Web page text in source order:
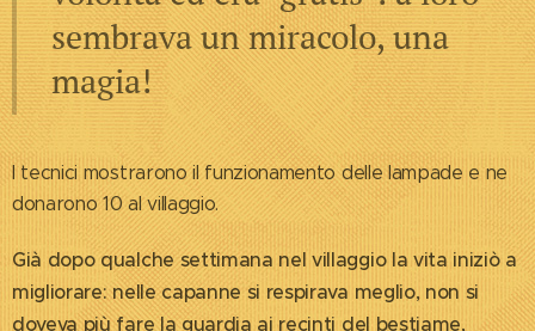
sembrava un miracolo, una
magia!
I tecnici mostrarono il funzionamento delle lampade e ne
donarono 10 al villaggio.
Già dopo qualche settimana nel villaggio la vita iniziò a
migliorare: nelle capanne si respirava meglio, non si
doveva più fare la guardia ai recinti del bestiame,